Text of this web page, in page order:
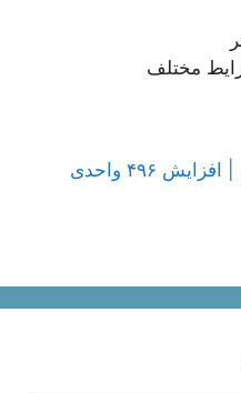
رشد ناچیز شاخص بورس | افزایش ۴۹۶ واحدی